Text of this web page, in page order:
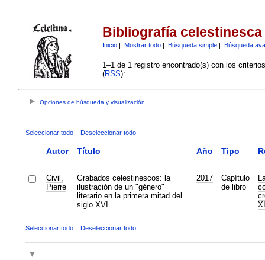
Bibliografía celestinesca
Inicio| Mostrar todo| Búsqueda simple| Búsqueda
1–1 de 1 registro encontrado(s) con los
(RSS):
Opciones de búsqueda y visualización
Seleccionar todo Deseleccionar todo
Autor Título Año Tipo
Civil,
Pierre
Grabados celestinescos: la
ilustración de un "género"
literario en la primera mitad del
siglo XVI
2017
Capítulo
de libro
Seleccionar todo Deseleccionar todo